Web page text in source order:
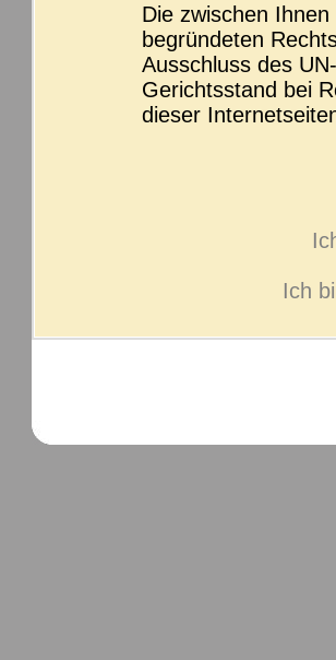
Die zwischen
begründeten
Ausschluss des
Gerichtsstand bei
dieser
Ich